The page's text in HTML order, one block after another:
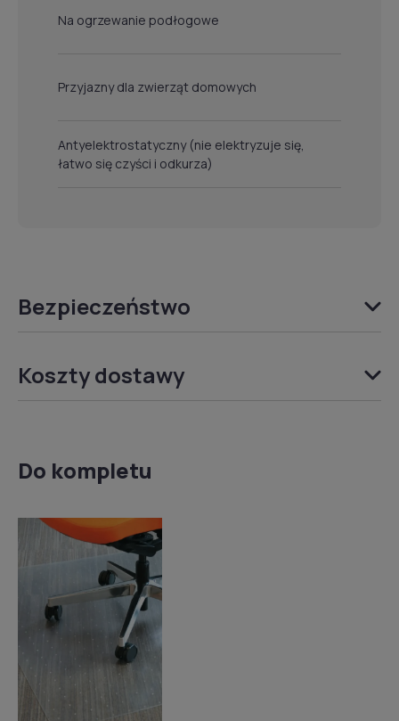
Na ogrzewanie podłogowe
Przyjazny dla zwierząt domowych
Antyelektrostatyczny (nie elektryzuje się,
łatwo się czyści i odkurza)
Bezpieczeństwo
Koszty dostawy
Do kompletu